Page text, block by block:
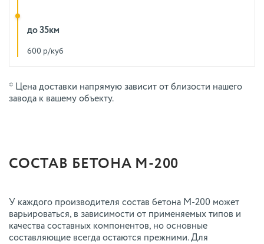
до 35км
600 р/куб
* Цена доставки напрямую зависит от близости нашего
завода к вашему объекту.
СОСТАВ БЕТОНА М-200
У каждого производителя состав бетона М-200 может
варьироваться, в зависимости от применяемых типов и
качества составных компонентов, но основные
составляющие всегда остаются прежними. Для